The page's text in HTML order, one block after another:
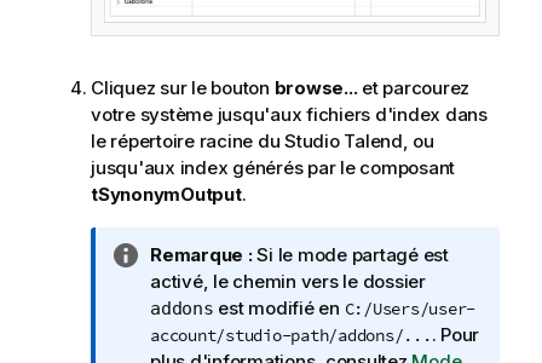
Cliquez sur le bouton browse...et parcourez
votre système jusqu'aux fichiers d'index dans
le répertoire racine du Studio Talend , ou
jusqu'aux index générés par le composant
tSynonymOutput.
N
o
t
e
Remarque :Si le mode partagé est
activé, le chemin vers le dossier
addons est modifié en C:/Users/user-
account/studio-path/addons/.... Pour